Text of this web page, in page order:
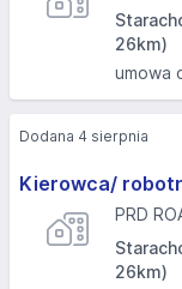
26km)
umowa
Kierowca/
PRD
26km)
Dodana 4 sierpnia